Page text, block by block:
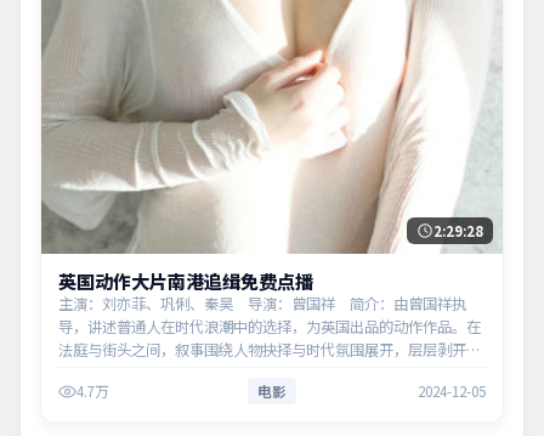
2:29:28
英国动作大片南港追缉免费点播
主演：刘亦菲、巩俐、秦昊 导演：曾国祥 简介：由曾国祥执
导，讲述普通人在时代浪潮中的选择，为英国出品的动作作品。在
法庭与街头之间，叙事围绕人物抉择与时代氛围展开，层层剥开谎
义。4.7万 电影 2024-12-05